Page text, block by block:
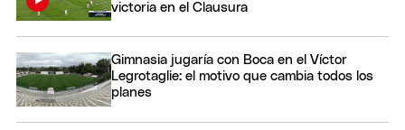
victoria en el Clausura
Gimnasia jugaría con Boca en el Víctor
Legrotaglie: el motivo que cambia todos los
planes